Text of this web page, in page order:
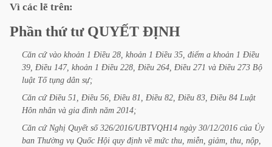
Vì các lẽ trên:
Phần thứ tư QUYẾT ĐỊNH
Căn cứ vào khoản 1 Điều 28, khoản 1 Điều 35, điểm a khoản 1 Điều
39, Điều 147, khoản 1 Điều 228, Điều 264, Điều 271 và Điều 273 Bộ
luật Tố tụng dân sự;
Căn cứ Điều 51, Điều 56, Điều 81, Điều 82, Điều 83, Điều 84 Luật
Hôn nhân và gia đình năm 2014;
Căn cứ Nghị Quyết số 326/2016/UBTVQH14 ngày 30/12/2016 của Ủy
ban Thường vụ Quốc Hội quy định về mức thu, miễn, giảm, thu, nộp,